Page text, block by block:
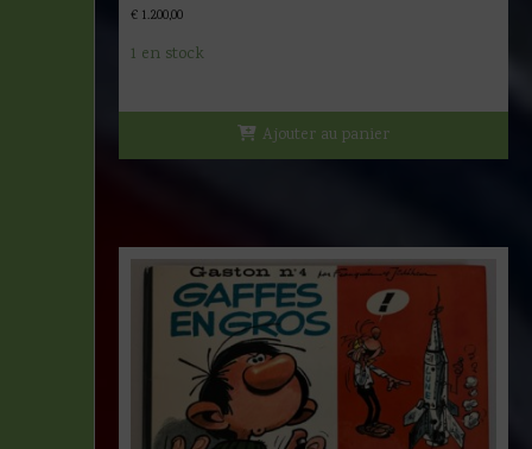
€ 1.200,00
1 en stock
Ajouter au panier